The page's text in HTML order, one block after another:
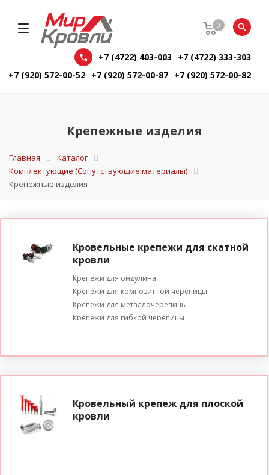
0
+7 (4722) 403-003
+7 (4722) 333-303
+7 (920) 572-00-52 +7 (920) 572-00-87 +7 (920) 572-00-82
Крепежные изделия
Главная
Каталог
Комплектующие (Сопутствующие материалы)
Крепежные изделия
Кровельные крепежи для скатной
кровли
Крепежи для ондулина
Крепежи для композитной черепицы
Крепежи для металлочерепицы
Крепежи для гибкой черепицы
Кровельный крепеж для плоской
кровли